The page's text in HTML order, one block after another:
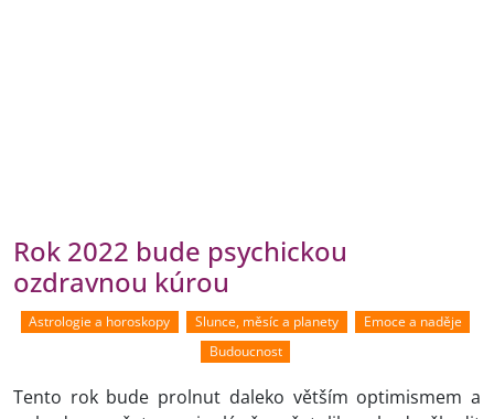
Rok 2022 bude psychickou
ozdravnou kúrou
Astrologie a horoskopy Slunce, měsíc a planety
Emoce a naděje
Budoucnost
Tento rok bude prolnut daleko větším optimismem a